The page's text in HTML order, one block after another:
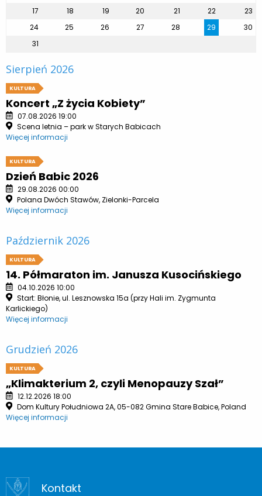
17
18 19 20 21 22
23
24
25 26 27 28 29
30
31
Sierpień 2026
KULTURA
Koncert „Z życia Kobiety”
07.08.2026 19:00
Scena letnia – park w Starych Babicach
Więcej informacji
KULTURA
Dzień Babic 2026
29.08.2026 00:00
Polana Dwóch Stawów, Zielonki-Parcela
Więcej informacji
Październik 2026
KULTURA
14. Półmaraton im. Janusza Kusocińskiego
04.10.2026 10:00
Start: Błonie, ul. Lesznowska 15a (przy Hali im. Zygmunta
Karlickiego)
Więcej informacji
Grudzień 2026
KULTURA
„Klimakterium 2, czyli Menopauzy Szał”
12.12.2026 18:00
Dom Kultury Południowa 2A, 05-082 Gmina Stare Babice, Poland
Więcej informacji
Kontakt